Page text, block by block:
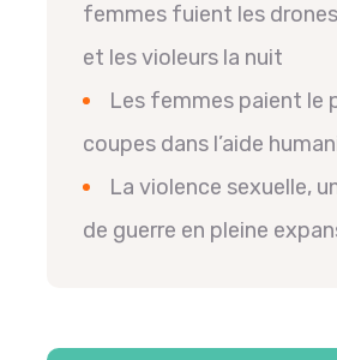
femmes fuient les
et les violeurs la nuit
Les femmes paient le
coupes dans l’aide
La violence sexuelle,
de guerre en pleine